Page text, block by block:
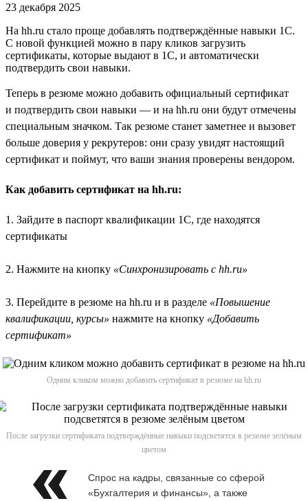
23 декабря 2025
На hh.ru стало проще добавлять подтверждённые навыки 1С.
С новой функцией можно в пару кликов загрузить
сертификаты, которые выдают в 1С, и автоматически
подтвердить свои навыки.
Теперь в резюме можно добавить официальный сертификат
и подтвердить свои навыки — и на hh.ru они будут отмечены
специальным значком. Так резюме станет заметнее и вызовет
больше доверия у рекрутеров: они сразу увидят настоящий
сертификат и поймут, что ваши знания проверены вендором.
Как добавить сертификат на hh.ru:
1. Зайдите в паспорт квалификации 1С, где находятся
сертификаты
2. Нажмите на кнопку «Синхронизировать с hh.ru»
3. Перейдите в резюме на hh.ru и в разделе «Повышение
квалификации, курсы» нажмите на кнопку «Добавить
сертификат»
Одним кликом можно добавить сертификат в резюме на hh.ru
После загрузки сертификата подтверждённые навыки подсветятся в резюме зелёным
цветом
Спрос на кадры, связанные со сферой
«Бухгалтерия и финансы», а также